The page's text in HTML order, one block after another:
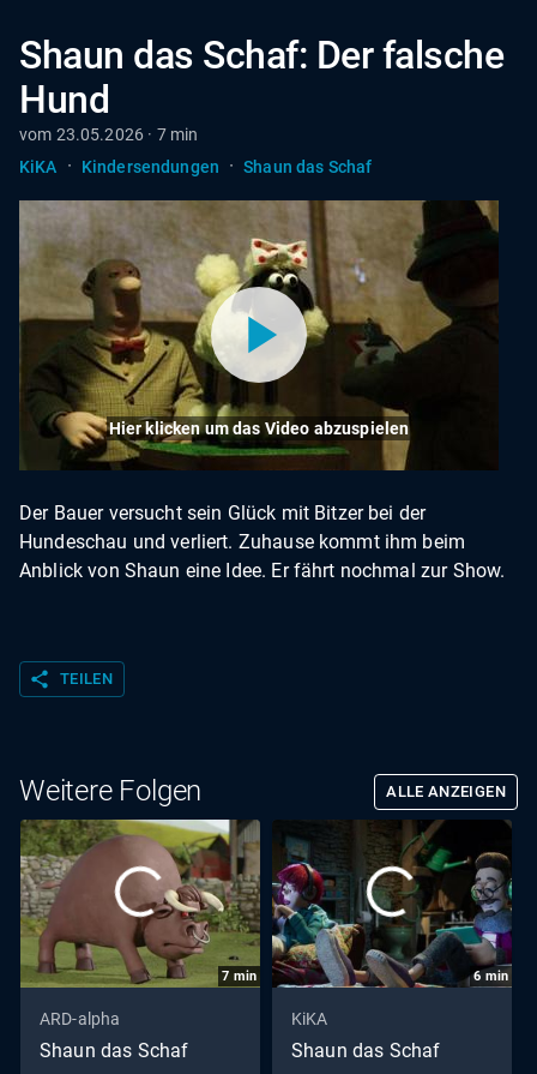
Shaun das Schaf: Der falsche
Hund
vom 23.05.2026 · 7 min
KiKA
· Kindersendungen · Shaun das Schaf
Hier klicken um das Video abzuspielen
Der Bauer versucht sein Glück mit Bitzer bei der
Hundeschau und verliert. Zuhause kommt ihm beim
Anblick von Shaun eine Idee. Er fährt nochmal zur Show.
share TEILEN
Weitere Folgen ALLE ANZEIGEN
7 min
ARD-alpha
Shaun das Schaf
6 min
KiKA
Shaun das Schaf